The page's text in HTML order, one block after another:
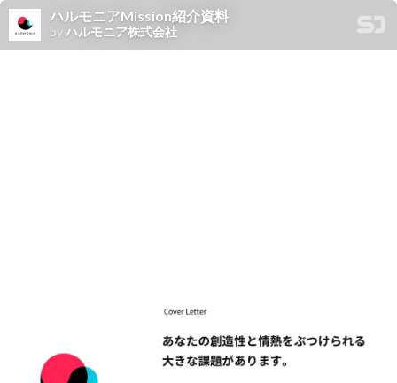
ハルモニアMission紹介資料
byハルモニア株式会社